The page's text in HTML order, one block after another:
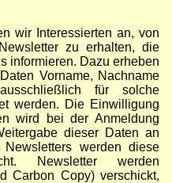
wir Interessierten an, von
zu erhalten, die
informieren. Dazu erheben
Vorname, Nachname
für solche
werden. Die Einwilligung
wird bei der Anmeldung
dieser Daten an
werden diese
Newsletter werden
Carbon Copy) verschickt,